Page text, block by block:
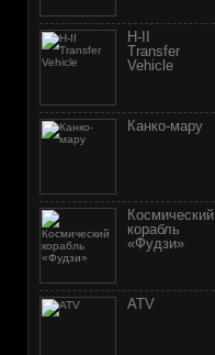
H-II
Transfer
Vehicle
Канко-мару
Космический
корабль
«Фудзи»
АТV